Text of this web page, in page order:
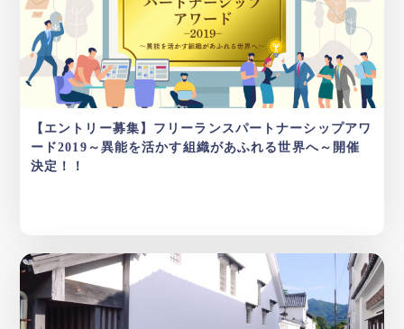
【エントリー募集】フリーランスパートナーシップアワ
ード2019～異能を活かす組織があふれる世界へ～開催
決定！！